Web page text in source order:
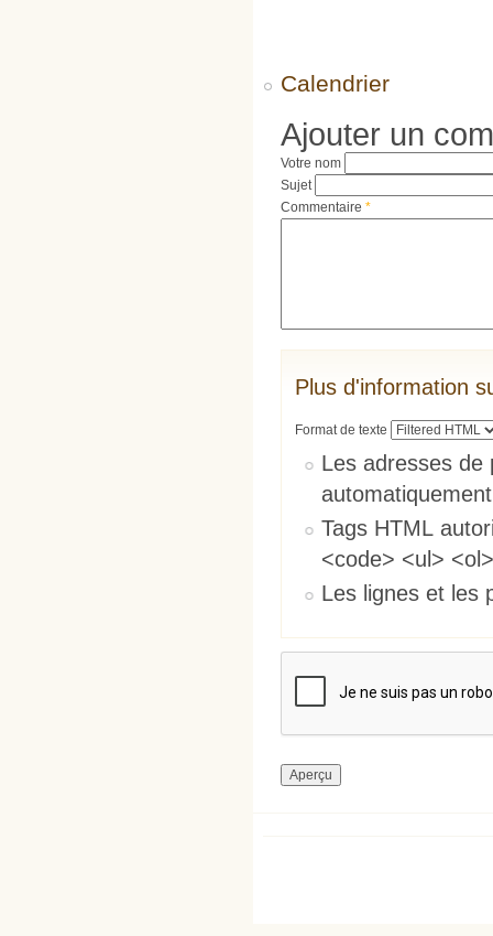
Calendrier
Ajouter un
Votre nom
Sujet
Commentaire *
Plus d'information
Format de texte
Les adresses de
Tags HTML
<code> <ul>
Les lignes et les